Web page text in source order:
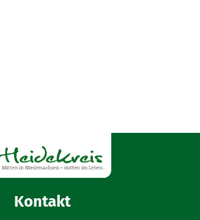
Kontakt